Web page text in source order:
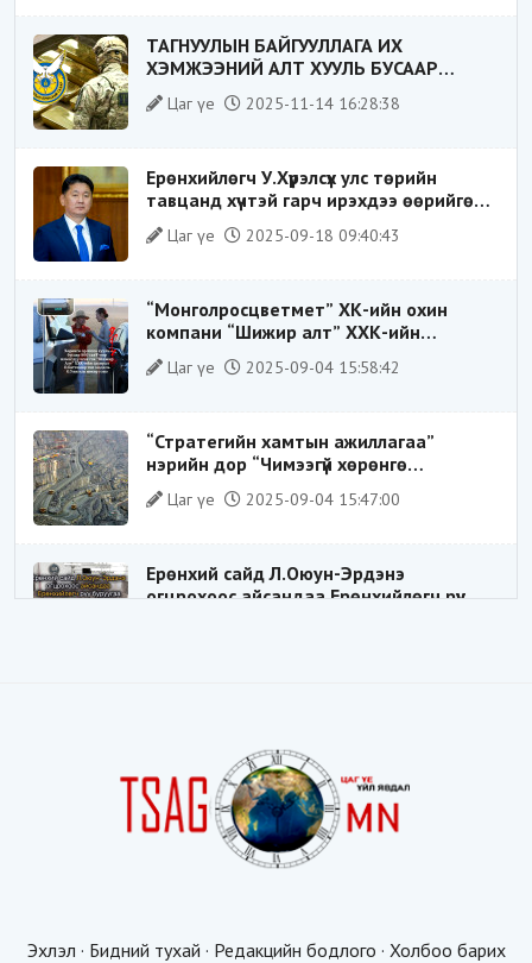
ТАГНУУЛЫН БАЙГУУЛЛАГА ИХ
ХЭМЖЭЭНИЙ АЛТ ХУУЛЬ БУСААР
ХИЛЭЭР ГАРГАХ ГЭЖ БАЙСАН
ҮЙЛДЛИЙГ ТАСЛАН ЗОГСООЛОО
Цаг үе 2025-11-14 16:28:38
Ерөнхийлөгч У.Хүрэлсүх улс төрийн
тавцанд хүчтэй гарч ирэхдээ өөрийгөө
шударга ёсны төлөө тэмцэгч, “хуучин
тогтолцооны хонгилыг нураагч” гэсэн
Цаг үе 2025-09-18 09:40:43
“Монголросцветмет” ХК-ийн охин
компани “Шижир алт” ХХК-ийн
Гүйцэтгэх захирлаар ажиллаж байсан
О.Баттөмөрт холбогдох хэрэг хаашаа
Цаг үе 2025-09-04 15:58:42
“Стратегийн хамтын ажиллагаа”
нэрийн дор “Чимээгүй хөрөнгө
хуримтлал”
Цаг үе 2025-09-04 15:47:00
Ерөнхий сайд Л.Оюун-Эрдэнэ
огцрохоос айсандаа Ерөнхийлөгч рүү
Видёо: ХУУЛЬ ЗӨРЧИН СОНГОГДСОН
ХУУЛЬ ТОГТООГЧ
Эхлэл · Бидний тухай · Редакцийн бодлого · Холбоо барих